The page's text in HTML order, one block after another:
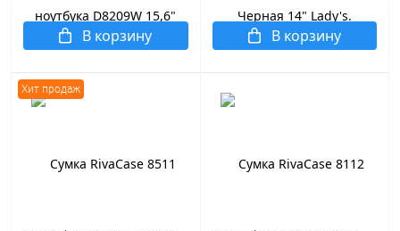
В корзину
визиток, аксессуаров и
мобильного телефона,
красная внутренняя
В корзину
Хит продаж